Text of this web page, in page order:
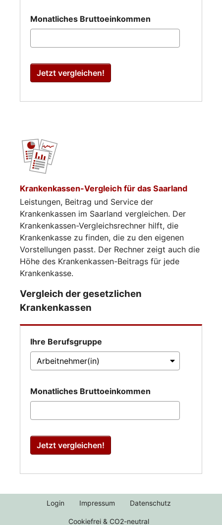
Monatliches Bruttoeinkommen
Jetzt vergleichen!
Krankenkassen-Vergleich für das Saarland
Leistungen, Beitrag und Service der
Krankenkassen im Saarland vergleichen. Der
Krankenkassen-Vergleichsrechner hilft, die
Krankenkasse zu finden, die zu den eigenen
Vorstellungen passt. Der Rechner zeigt auch die
Höhe des Krankenkassen-Beitrags für jede
Krankenkasse.
Vergleich der gesetzlichen
Krankenkassen
Ihre Berufsgruppe
Monatliches Bruttoeinkommen
Jetzt vergleichen!
Login Impressum Datenschutz
Cookiefrei & CO2-neutral